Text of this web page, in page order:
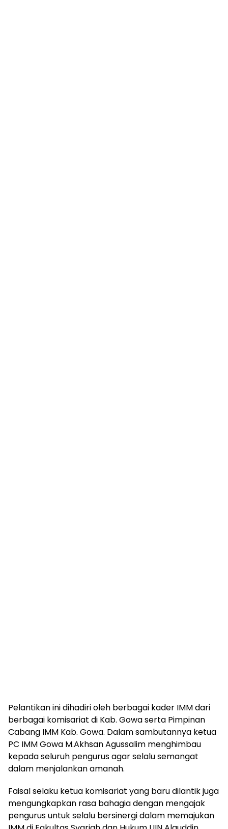
Pelantikan ini dihadiri oleh berbagai kader IMM dari
berbagai komisariat di Kab. Gowa serta Pimpinan
Cabang IMM Kab. Gowa. Dalam sambutannya ketua
PC IMM Gowa M.Akhsan Agussalim menghimbau
kepada seluruh pengurus agar selalu semangat
dalam menjalankan amanah.
Faisal selaku ketua komisariat yang baru dilantik juga
mengungkapkan rasa bahagia dengan mengajak
pengurus untuk selalu bersinergi dalam memajukan